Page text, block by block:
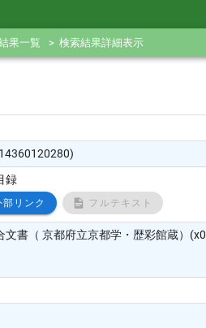
果一覧 検索結果詳細表示
録
部リンク フルテキスト
書（ 京都府立京都学・歴彩館蔵）